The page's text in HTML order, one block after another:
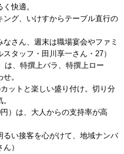
快適。
グ、いけすからテーブル直行の
なさん、週末は職場宴会やファミ
タッフ・田川享一さん・27）
は、特撰上バラ、特撰上ロー
。
ットと楽しい盛り付け。切り分
）は、大人からの支持率が高
るい接客を心がけて、地域ナンバ
）